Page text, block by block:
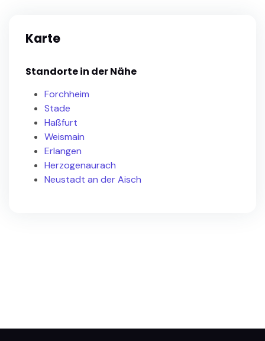
Karte
Standorte in der Nähe
Forchheim
Stade
Haßfurt
Weismain
Erlangen
Herzogenaurach
Neustadt an der Aisch